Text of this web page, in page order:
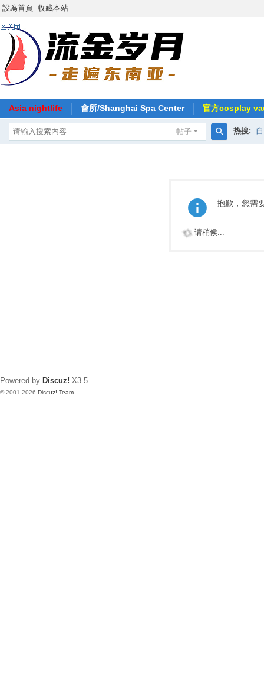
設為首頁 收藏本站
Asia nightlife 會所/Shanghai Spa Center 官方cosplay
帖子 热搜:
抱歉，您需
请稍候...
Powered by Discuz! X3.5
© 2001-2026 Discuz! Team